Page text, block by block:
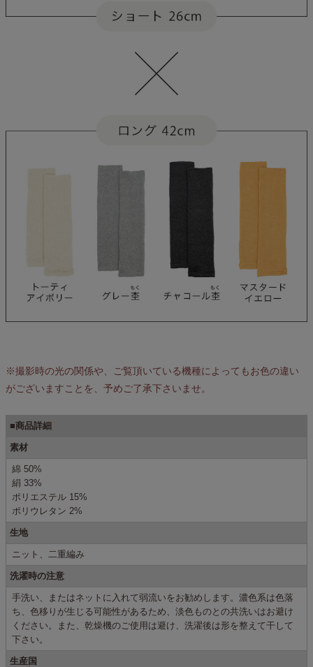
※撮影時の光の関係や、ご覧頂いている機種によってもお色の違い
がございますことを、予めご了承下さいませ。
■商品詳細
素材
綿 50%
絹 33%
ポリエステル 15%
ポリウレタン 2%
生地
ニット、二重編み
洗濯時の注意
手洗い、またはネットに入れて弱流いをお勧めします。濃色系は色落
ち、色移りが生じる可能性があるため、淡色ものとの共洗いはお避け
ください。また、乾燥機のご使用は避け、洗濯後は形を整えて干して
下さい。
生産国